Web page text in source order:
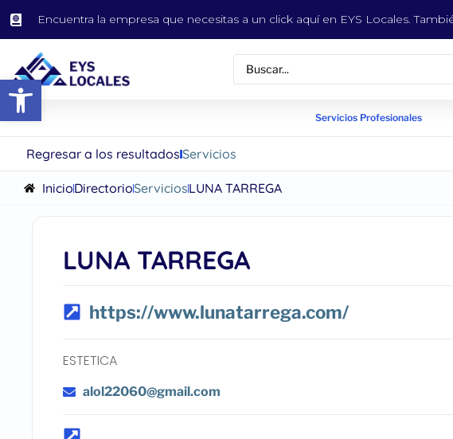
Abrir barra de herramientas
Encuentra la empresa que necesitas a un click aquí en EYS Locales.
Servicios Profesionales
Regresar a los resultadosServicios
InicioDirectorioServiciosLUNA TARREGA
LUNA TARREGA
https://www.lunatarrega.com/
ESTETICA
alol22060@gmail.com